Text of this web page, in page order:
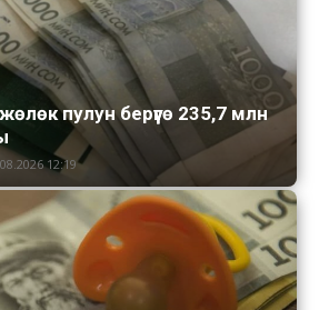
пулун берүүгө 235,7 млн
12:19